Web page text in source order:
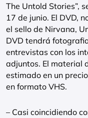
The Untold Stories”,
17 de junio. El DVD,
el sello de Nirvana,
DVD tendrá
entrevistas con los
adjuntos. El material
estimado en un
en formato VHS.
– Casi coincidiendo